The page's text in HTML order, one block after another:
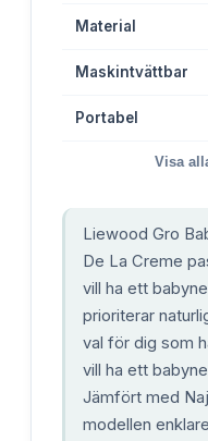
Material
Maskintvättbar
Portabel
Visa
Liewood Gro
De La Creme
vill ha ett
prioriterar
val för dig som
vill ha ett
Jämfört med
modellen